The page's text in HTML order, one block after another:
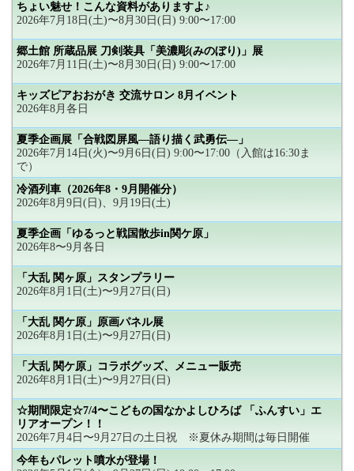
ちょい魅せ！こんな資料がありますよ♪
2026年7月18日(土)〜8月30日(日) 9:00〜17:00
郷土館 所蔵品展 刀剣装具「美濃彫(みのぼり)」展
2026年7月11日(土)〜8月30日(日) 9:00〜17:00
キッズピアおおがき 交流サロン 8月イベント
2026年8月各日
夏季企画展「合戦図屏風―語り描く武勇伝―」
2026年7月14日(火)〜9月6日(日) 9:00〜17:00（入館は16:30ま
で）
冷酒列車（2026年8・9月開催分）
2026年8月9日(日)、9月19日(土)
夏季企画「ゆるっと戦国散歩in関ケ原」
2026年8〜9月各日
「大乱 関ヶ原」スタンプラリー
2026年8月1日(土)〜9月27日(日)
「大乱 関ケ原」原画パネル展
2026年8月1日(土)〜9月27日(日)
「大乱 関ケ原」コラボグッズ、メニュー販売
2026年8月1日(土)〜9月27日(日)
☆期間限定☆7/4〜こどもの国なかよしひろば 「ふんすい」エ
リアオープン！！
2026年7月4日〜9月27日の土日祝 ※夏休み期間は毎日開催
今年もパレット噴水が登場！